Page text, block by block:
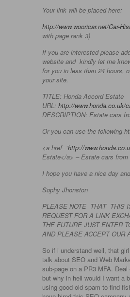
Your link will be placed here:
http://www.wooricar.net/Car-
with page rank 3)
If you are interested please
website and kindly let me
for you in less than 24 hours,
your site.
TITLE: Honda Accord Estate
URL: http://www.honda.co.uk/
DESCRIPTION: Estate cars
Or you can use the following
<a href=”http://
Estate</a> – Estate cars from
I hope you have a nice day
Sophy Jhonston
PLEASE NOTE THAT THIS
REQUEST FOR A LINK
THE FUTURE JUST ENTER
AND PLEASE ACCEPT OUR
So if i understand well, that
talk about SEO and Web
sub-page on a PR3 MFA.
but why in hell would I want a
using good old spam to find